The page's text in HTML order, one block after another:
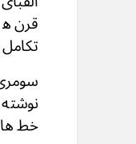
قرن
خط